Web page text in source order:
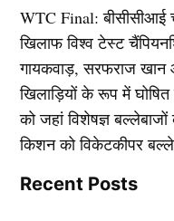
WTC Final:
खिलाफ विश्व टेस्ट
गायकवाड़, सरफराज
खिलाड़ियों के रूप में
को जहां विशेषज्ञ
किशन को विकेटकीपर
Recent Posts